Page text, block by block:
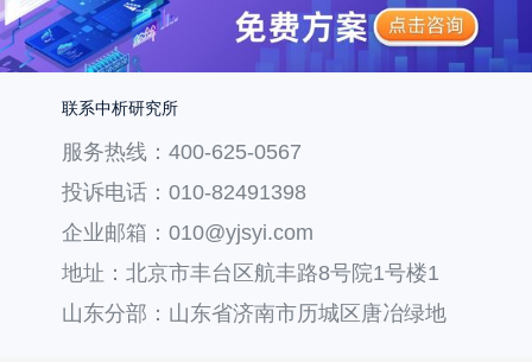
联系中析研究所
服务热线：400-625-0567
投诉电话：010-82491398
企业邮箱：010@yjsyi.com
地址：北京市丰台区航丰路8号院1号楼1
层121
山东分部：山东省济南市历城区唐冶绿地